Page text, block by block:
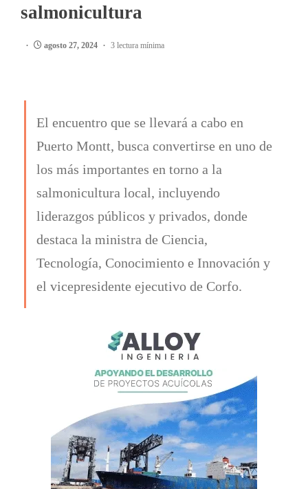
salmonicultura
agosto 27, 2024 3 lectura mínima
El encuentro que se llevará a cabo en
Puerto Montt, busca convertirse en uno de
los más importantes en torno a la
salmonicultura local, incluyendo
liderazgos públicos y privados, donde
destaca la ministra de Ciencia,
Tecnología, Conocimiento e Innovación y
el vicepresidente ejecutivo de Corfo.